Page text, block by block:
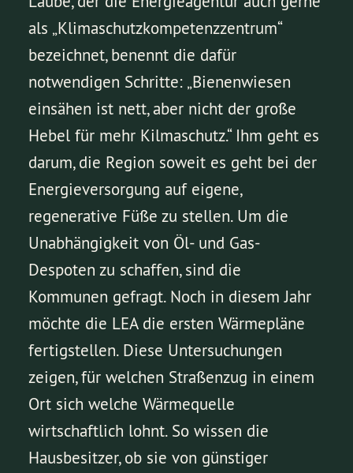
als „Klimaschutzkompetenzzentrum“
bezeichnet, benennt die dafür
notwendigen Schritte: „Bienenwiesen
einsähen ist nett, aber nicht der große
Hebel für mehr Kilmaschutz.“ Ihm geht es
darum, die Region soweit es geht bei der
Energieversorgung auf eigene,
regenerative Füße zu stellen. Um die
Unabhängigkeit von Öl- und Gas-
Despoten zu schaffen, sind die
Kommunen gefragt. Noch in diesem Jahr
möchte die LEA die ersten Wärmepläne
fertigstellen. Diese Untersuchungen
zeigen, für welchen Straßenzug in einem
Ort sich welche Wärmequelle
wirtschaftlich lohnt. So wissen die
Hausbesitzer, ob sie von günstiger